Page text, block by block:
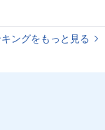
ングをもっと見る